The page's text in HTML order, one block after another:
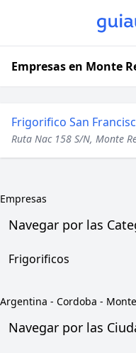
Empresas en Monte
Frigorifico San
Ruta Nac 158 S/N, Monte
Empresas
Navegar por las
Frigorificos
Argentina - Cordoba -
Navegar por las